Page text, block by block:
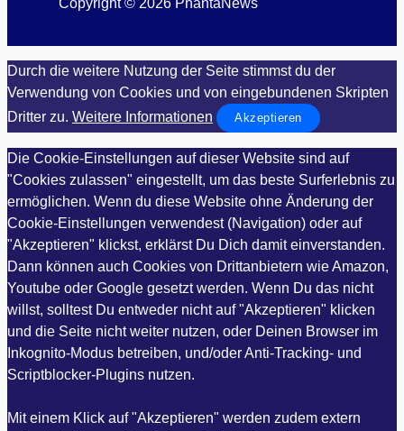
Durch die weitere Nutzung der Seite stimmst du der
Verwendung von Cookies und von eingebundenen Skripten
Dritter zu. Weitere Informationen Akzeptieren
Die Cookie-Einstellungen auf dieser Website sind auf
"Cookies zulassen" eingestellt, um das beste Surferlebnis zu
ermöglichen. Wenn du diese Website ohne Änderung der
Cookie-Einstellungen verwendest (Navigation) oder auf
"Akzeptieren" klickst, erklärst Du Dich damit einverstanden.
Dann können auch Cookies von Drittanbietern wie Amazon,
Youtube oder Google gesetzt werden. Wenn Du das nicht
willst, solltest Du entweder nicht auf "Akzeptieren" klicken
und die Seite nicht weiter nutzen, oder Deinen Browser im
Inkognito-Modus betreiben, und/oder Anti-Tracking- und
Scriptblocker-Plugins nutzen.
Mit einem Klick auf "Akzeptieren" werden zudem extern